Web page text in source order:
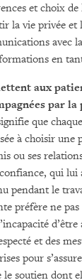
et choix
la vie privée et
avec
en
aux
par
que
à choisir une
ou ses
qui
pendant le
préfère ne
et des
pour
le soutien dont